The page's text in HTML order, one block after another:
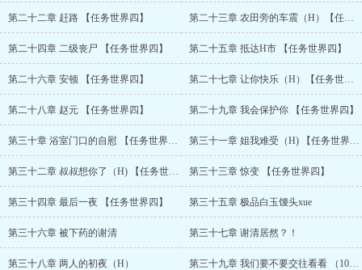
更，每满百珠加更一章。...
第二十二章 赶路 【任务世界四】 第二十三章 农田旁的车震（H）【任务世界四】
第二十四章 二级丧尸 【任务世界四】 第二十五章 抵达H市 【任务世界四】
第二十六章 安顿 【任务世界四】 第二十七章 让你快乐（H）【任务世界四】
第二十八章 赵元 【任务世界四】 第二十九章 我会保护你 【任务世界四】
第三十章 浴室门口的自慰 【任务世界四】 第三十一章 姐我难受（H) 【任务世界四】
第三十二章 叔叔想你了（H) 【任务世界四】 第三十三章 惊变 【任务世界四】
第三十四章 最后一夜 【任务世界四】 第三十五章 极品白玉馒头xue
第三十六章 被下药的谢清 第三十七章 谢清居然？！
第三十八章 两人的初夜（H） 第三十九章 我们要不要交往看看 （100珠加更）